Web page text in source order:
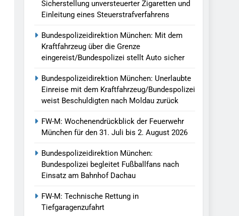
Sicherstellung unversteuerter Zigaretten und
Einleitung eines Steuerstrafverfahrens
Bundespolizeidirektion München: Mit dem
Kraftfahrzeug über die Grenze
eingereist/Bundespolizei stellt Auto sicher
Bundespolizeidirektion München: Unerlaubte
Einreise mit dem Kraftfahrzeug/Bundespolizei
weist Beschuldigten nach Moldau zurück
FW-M: Wochenendrückblick der Feuerwehr
München für den 31. Juli bis 2. August 2026
Bundespolizeidirektion München:
Bundespolizei begleitet Fußballfans nach
Einsatz am Bahnhof Dachau
FW-M: Technische Rettung in
Tiefgaragenzufahrt